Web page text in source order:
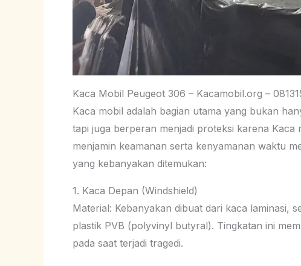
Kaca Mobil Peugeot 306 – Kacamobil.org –
Kaca mobil adalah bagian utama yang bukan
tapi juga berperan menjadi proteksi karena
menjamin keamanan serta kenyamanan waktu
yang kebanyakan ditemukan:
1. Kaca Depan (Windshield)
Material: Kebanyakan dibuat dari kaca laminasi,
plastik PVB (polyvinyl butyral). Tingkatan ini
pada saat terjadi tragedi.